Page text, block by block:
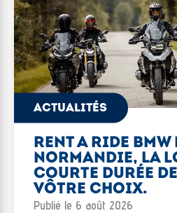
ACTUALITÉS
RENT A RIDE
NORMANDIE, LA
COURTE DURÉE
VÔTRE CHOIX.
Publié le 6 août 2026